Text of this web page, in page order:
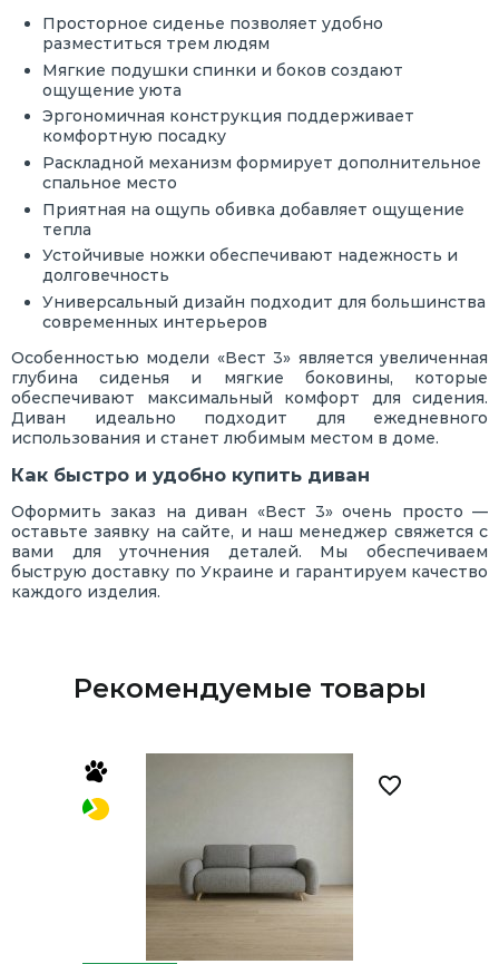
Просторное сиденье позволяет удобно
разместиться трем людям
Мягкие подушки спинки и боков создают
ощущение уюта
Эргономичная конструкция поддерживает
комфортную посадку
Раскладной механизм формирует дополнительное
спальное место
Приятная на ощупь обивка добавляет ощущение
тепла
Устойчивые ножки обеспечивают надежность и
долговечность
Универсальный дизайн подходит для большинства
современных интерьеров
Особенностью модели «Вест 3» является увеличенная
глубина сиденья и мягкие боковины, которые
обеспечивают максимальный комфорт для сидения.
Диван идеально подходит для ежедневного
использования и станет любимым местом в доме.
Как быстро и удобно купить диван
Оформить заказ на диван «Вест 3» очень просто —
оставьте заявку на сайте, и наш менеджер свяжется с
вами для уточнения деталей. Мы обеспечиваем
быструю доставку по Украине и гарантируем качество
каждого изделия.
Рекомендуемые товары